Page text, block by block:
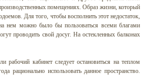
помещениях. Образ жизни, который
Для того, чтобы восполнить этот недостаток,
нем можно было бы пользоваться всеми благами
проводить свой досуг. На остекленных балконах
кабинет следует остановиться на теплом
рационально использовать данное пространство.